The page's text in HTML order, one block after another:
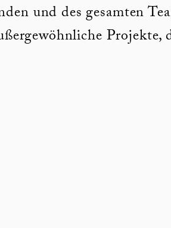
und des gesamten
Projekte,